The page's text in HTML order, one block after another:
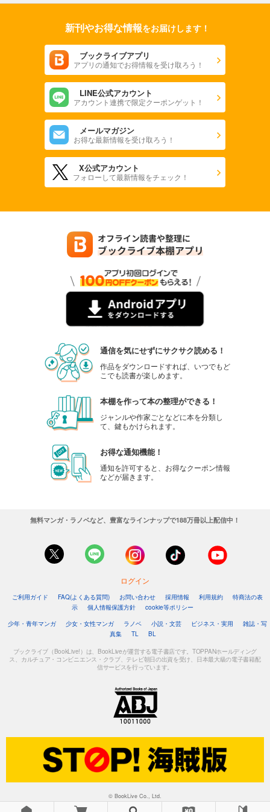
新刊やお得な情報をお届けします！
ブックライブアプリ
アプリの通知でお得情報を受け取ろう！
LINE公式アカウント
アカウント連携で限定クーポンゲット！
メールマガジン
お得な最新情報を受け取ろう！
X公式アカウント
フォローして最新情報をチェック！
通信を気にせずにサクサク読める！
作品をダウンロードすれば、いつでもど
こでも読書が楽しめます。
本棚を作って本の整理ができる！
ジャンルや作家ごとなどに本を分類し
て、鍵もかけられます。
お得な通知機能！
通知を許可すると、お得なクーポン情報
などが届きます。
無料マンガ・ラノベなど、豊富なラインナップで188万冊以上配信中！
ログイン
ご利用ガイド FAQ(よくある質問) お問い合わせ 採用情報 利用規約
特商法の表
示
個人情報保護方針
cookie等ポリシー
少年・青年マンガ
少女・女性マンガ ラノベ 小説・文芸 ビジネス・実用
雑誌・写
真集
TL BL
ブックライブ（BookLive!）は、BookLiveが運営する電子書店です。TOPPANホールディング
ス、カルチュア・コンビニエンス・クラブ、テレビ朝日の出資を受け、日本最大級の電子書籍配
信サービスを行っています。
© BookLive Co., Ltd.